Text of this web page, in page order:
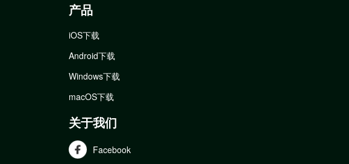
产品
iOS下载
Android下载
Windows下载
macOS下载
关于我们
Facebook